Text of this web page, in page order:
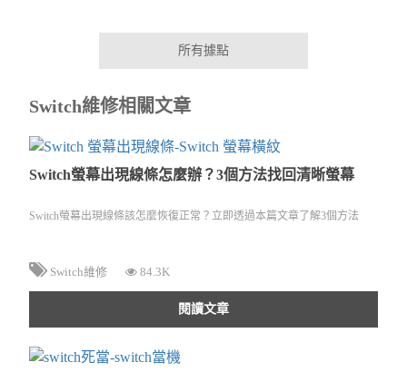
所有據點
Switch維修相關文章
Switch螢幕出現線條怎麼辦？3個方法找回清晰螢幕
Switch螢幕出現線條該怎麼恢復正常？立即透過本篇文章了解3個方法
Switch維修 84.3K
閱讀文章